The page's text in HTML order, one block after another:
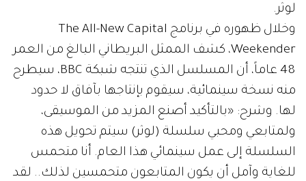
لوثر.
وخلال ظهوره في برنامج The All-New Capital
Weekender، كشف الممثل البريطاني البالغ من العمر
48 عاماً، أن المسلسل الذي تنتجه شبكة BBC، سيطرح
منه نسخة سينمائية، سيقوم بإنتاجها بآفاق لا حدود
لها. وشرح: «بالتأكيد أصنع المزيد من الموسيقى،
ولمتابعي ومحبي سلسلة (لوثر) سيتم تحويل هذه
السلسلة إلى عمل سينمائي هذا العام. أنا متحمس
للغاية وآمل أن يكون المتابعون متحمسين لذلك.. لقد